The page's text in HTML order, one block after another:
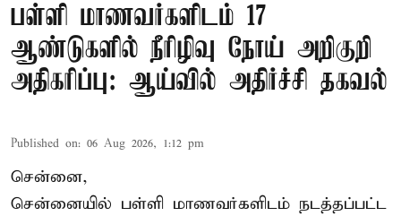
பள்ளி மாணவர்களிடம் 17
ஆண்டுகளில் நீரிழிவு நோய் அறிகுறி
அதிகரிப்பு: ஆய்வில் அதிர்ச்சி தகவல்
Published on: 06 Aug 2026, 1:12 pm
சென்னை,
சென்னையில் பள்ளி மாணவர்களிடம் நடத்தப்பட்ட